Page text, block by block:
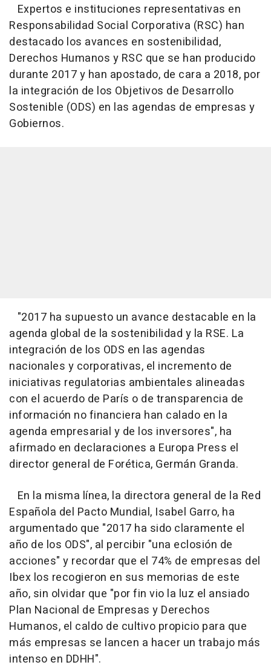
Expertos e instituciones representativas en
Responsabilidad Social Corporativa (RSC) han
destacado los avances en sostenibilidad,
Derechos Humanos y RSC que se han producido
durante 2017 y han apostado, de cara a 2018, por
la integración de los Objetivos de Desarrollo
Sostenible (ODS) en las agendas de empresas y
Gobiernos.
"2017 ha supuesto un avance destacable en la
agenda global de la sostenibilidad y la RSE. La
integración de los ODS en las agendas
nacionales y corporativas, el incremento de
iniciativas regulatorias ambientales alineadas
con el acuerdo de París o de transparencia de
información no financiera han calado en la
agenda empresarial y de los inversores", ha
afirmado en declaraciones a Europa Press el
director general de Forética, Germán Granda.
En la misma línea, la directora general de la Red
Española del Pacto Mundial, Isabel Garro, ha
argumentado que "2017 ha sido claramente el
año de los ODS", al percibir "una eclosión de
acciones" y recordar que el 74% de empresas del
Ibex los recogieron en sus memorias de este
año, sin olvidar que "por fin vio la luz el ansiado
Plan Nacional de Empresas y Derechos
Humanos, el caldo de cultivo propicio para que
más empresas se lancen a hacer un trabajo más
intenso en DDHH".